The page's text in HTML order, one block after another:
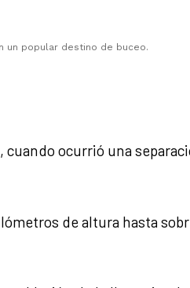
un popular destino de buceo.
cuando ocurrió una
de altura hasta